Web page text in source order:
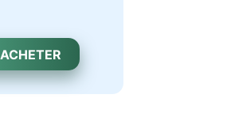
ACHETER